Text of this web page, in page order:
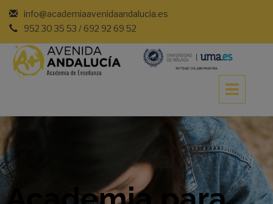
info@academiaavenidaandalucia.es
952 30 35 53 / 692 92 69 52